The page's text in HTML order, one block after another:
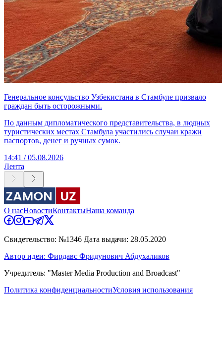
Генеральное консульство Узбекистана в Стамбуле призвало
граждан быть осторожными.
По данным дипломатического представительства, в людных
туристических местах Стамбула участились случаи кражи
паспортов, денег и ручных сумок.
14:41 / 05.08.2026
Лента
О насНовостиКонтактыНаша команда
Свидетельство: №1346 Дата выдачи: 28.05.2020
Автор идеи: Фирдавс Фридунович Абдухаликов
Учредитель: "Master Media Production and Broadcast"
Политика конфиденциальностиУсловия использования